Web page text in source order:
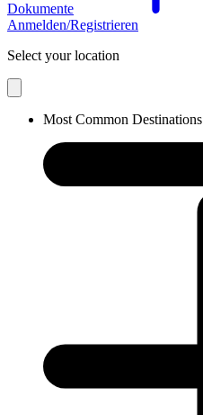
Dokumente
Anmelden/Registrieren
Select your location
Most Common Destinations